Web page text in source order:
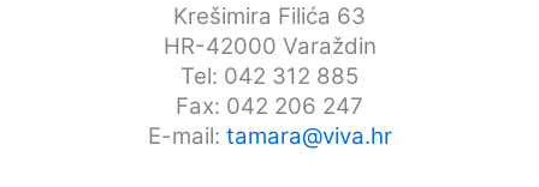
Krešimira Filića 63
HR-42000 Varaždin
Tel: 042 312 885
Fax: 042 206 247
E-mail: tamara@viva.hr